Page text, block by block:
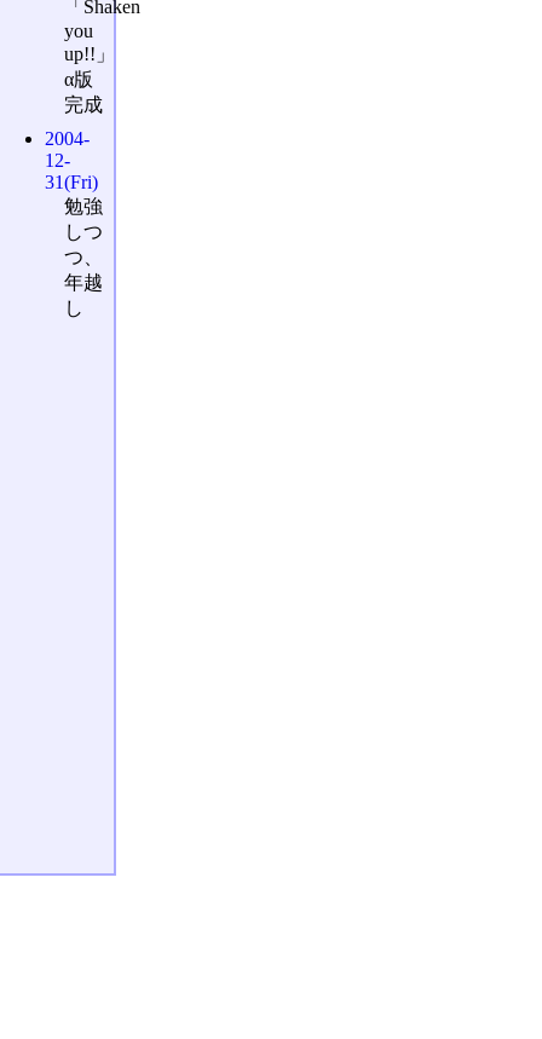
「Shaken
you
up!!」
α版
完成
2004-
12-
31(Fri)
勉強
しつ
つ、
年越
し